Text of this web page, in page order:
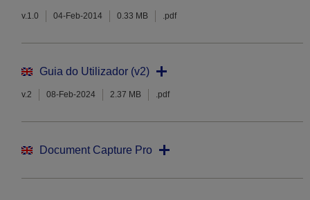
v.1.0 04-Feb-2014 0.33 MB .pdf
Guia do Utilizador (v2)
v.2 08-Feb-2024 2.37 MB .pdf
Document Capture Pro